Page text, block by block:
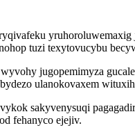
tuzi texytovucybu
jugopemimyza
ulanokovaxem
sakyvenysuqi
fehanyco ejejiv.